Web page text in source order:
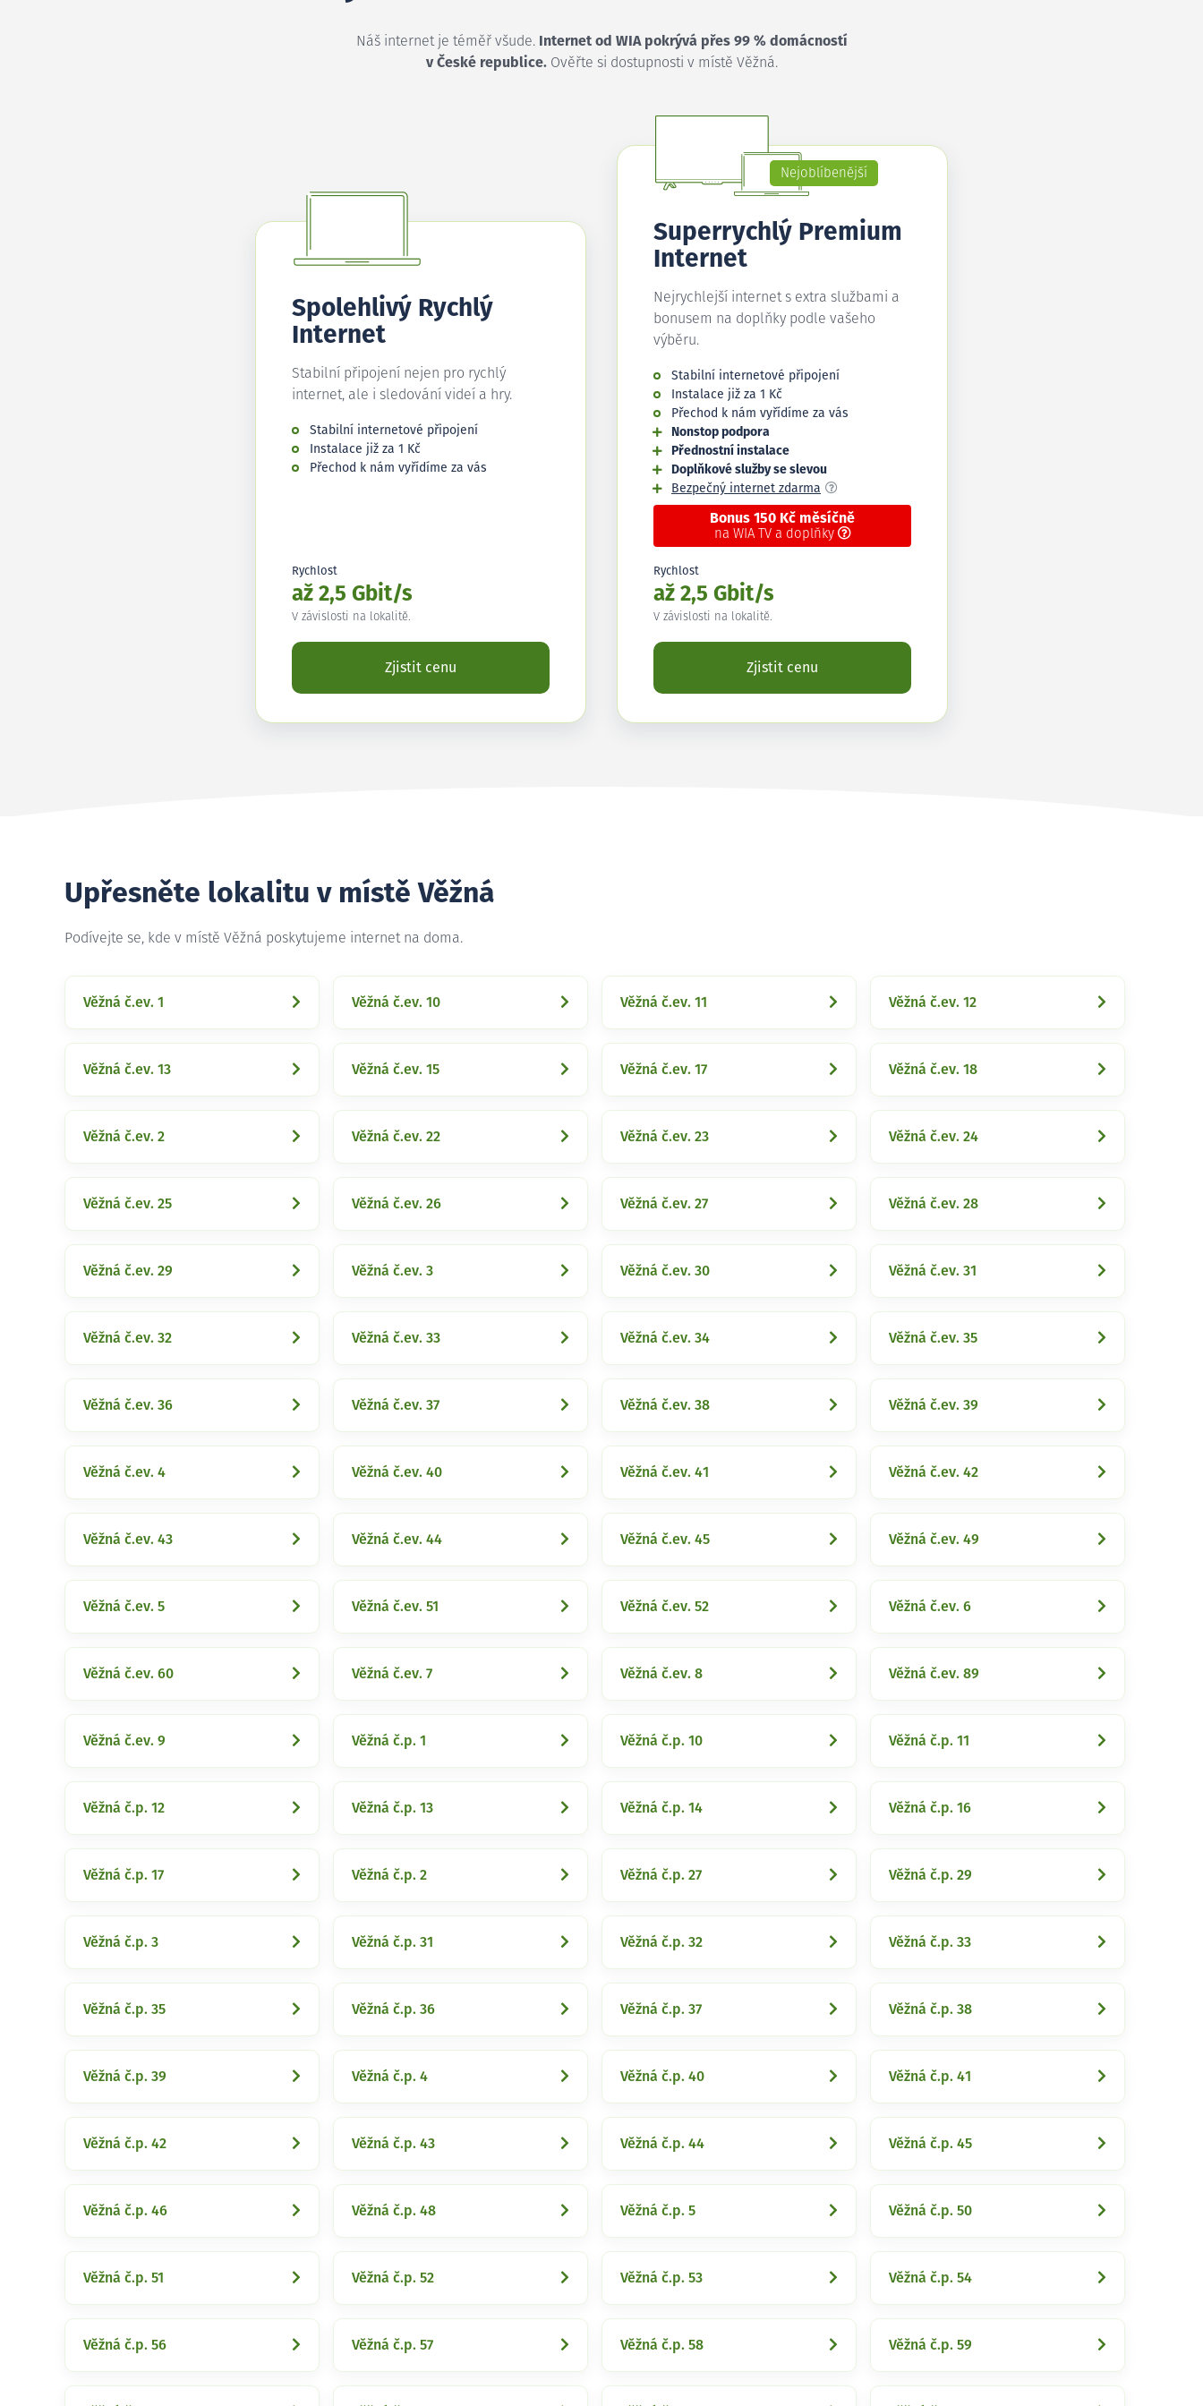
Náš internet je téměř všude.
Internet od WIA pokrývá přes 99 % domácností
v České republice.Ověřte si dostupnosti v místě Věžná.
Spolehlivý Rychlý
Internet
Stabilní připojení nejen pro rychlý
internet, ale i sledování videí a hry.
Stabilní internetové připojení
Instalace již za 1 Kč
Přechod k nám vyřídíme za vás
Rychlost
až 2,5 Gbit/s
V závislosti na lokalitě.
Zjistit cenu
Nejoblíbenější
Superrychlý Premium
Internet
Nejrychlejší internet s extra službami a
bonusem na doplňky podle vašeho
výběru.
Stabilní internetové připojení
Instalace již za 1 Kč
Přechod k nám vyřídíme za vás
Nonstop podpora
Přednostní instalace
Doplňkové služby se slevou
Bezpečný internet zdarma
Bonus 150 Kč měsíčně
na WIA TV a doplňky
Rychlost
až 2,5 Gbit/s
V závislosti na lokalitě.
Zjistit cenu
Upřesněte lokalitu v místě Věžná
Podívejte se, kde v místě Věžná poskytujeme internet na doma.
Věžná č.ev. 1 Věžná č.ev. 10 Věžná č.ev. 11 Věžná č.ev. 12
Věžná č.ev. 13 Věžná č.ev. 15 Věžná č.ev. 17 Věžná č.ev. 18
Věžná č.ev. 2 Věžná č.ev. 22 Věžná č.ev. 23 Věžná č.ev. 24
Věžná č.ev. 25 Věžná č.ev. 26 Věžná č.ev. 27 Věžná č.ev. 28
Věžná č.ev. 29 Věžná č.ev. 3 Věžná č.ev. 30 Věžná č.ev. 31
Věžná č.ev. 32 Věžná č.ev. 33 Věžná č.ev. 34 Věžná č.ev. 35
Věžná č.ev. 36 Věžná č.ev. 37 Věžná č.ev. 38 Věžná č.ev. 39
Věžná č.ev. 4 Věžná č.ev. 40 Věžná č.ev. 41 Věžná č.ev. 42
Věžná č.ev. 43 Věžná č.ev. 44 Věžná č.ev. 45 Věžná č.ev. 49
Věžná č.ev. 5 Věžná č.ev. 51 Věžná č.ev. 52 Věžná č.ev. 6
Věžná č.ev. 60 Věžná č.ev. 7 Věžná č.ev. 8 Věžná č.ev. 89
Věžná č.ev. 9 Věžná č.p. 1 Věžná č.p. 10 Věžná č.p. 11
Věžná č.p. 12 Věžná č.p. 13 Věžná č.p. 14 Věžná č.p. 16
Věžná č.p. 17 Věžná č.p. 2 Věžná č.p. 27 Věžná č.p. 29
Věžná č.p. 3 Věžná č.p. 31 Věžná č.p. 32 Věžná č.p. 33
Věžná č.p. 35 Věžná č.p. 36 Věžná č.p. 37 Věžná č.p. 38
Věžná č.p. 39 Věžná č.p. 4 Věžná č.p. 40 Věžná č.p. 41
Věžná č.p. 42 Věžná č.p. 43 Věžná č.p. 44 Věžná č.p. 45
Věžná č.p. 46 Věžná č.p. 48 Věžná č.p. 5 Věžná č.p. 50
Věžná č.p. 51 Věžná č.p. 52 Věžná č.p. 53 Věžná č.p. 54
Věžná č.p. 56 Věžná č.p. 57 Věžná č.p. 58 Věžná č.p. 59